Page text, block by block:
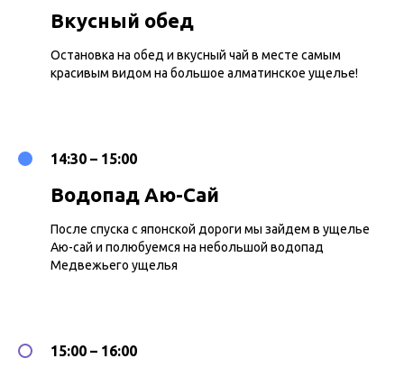
Вкусный обед
Остановка на обед и вкусный чай в месте самым
красивым видом на большое алматинское ущелье!
14:30 – 15:00
Водопад Аю-Сай
После спуска с японской дороги мы зайдем в ущелье
Аю-сай и полюбуемся на небольшой водопад
Медвежьего ущелья
15:00 – 16:00